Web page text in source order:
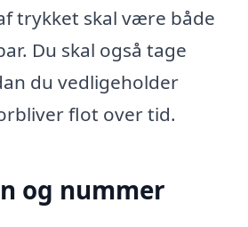
trykket skal være både
Du skal også tage
du vedligeholder
flot over tid.
og nummer